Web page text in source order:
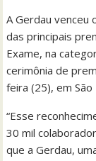
A Gerdau venceu
das principais
Exame, na
cerimônia de
feira (25), em São
“Esse
30 mil
que a Gerdau,